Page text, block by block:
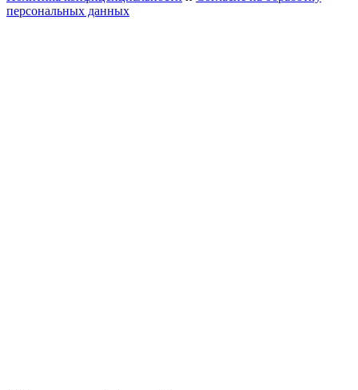
персональных данных